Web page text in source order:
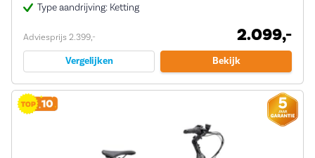
Type aandrijving: Ketting
Adviesprijs 2.399,- 2.099,-
Vergelijken Bekijk